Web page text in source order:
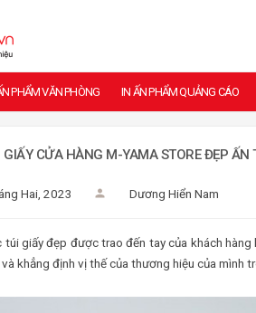
PHẨM VĂN PHÒNG IN ẤN PHẨM QUẢNG CÁO
GIẤY CỬA HÀNG M-YAMA STORE ĐẸP ẤN
Hai, 2023 Dương Hiển Nam
túi giấy đẹp được trao đến tay của khách
khẳng định vị thế của thương hiệu của mình